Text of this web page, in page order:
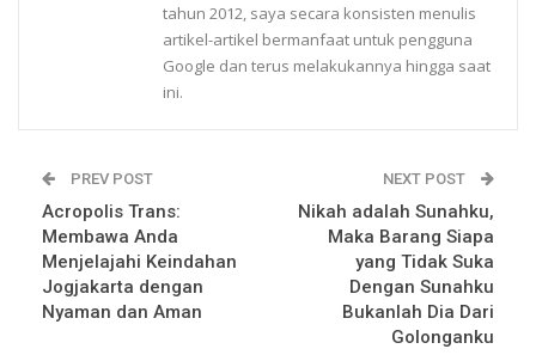
tahun 2012, saya secara konsisten menulis
artikel-artikel bermanfaat untuk pengguna
Google dan terus melakukannya hingga saat
ini.
PREV POST
Acropolis Trans:
Membawa Anda
Menjelajahi Keindahan
Jogjakarta dengan
Nyaman dan Aman
NEXT POST
Nikah adalah Sunahku,
Maka Barang Siapa
yang Tidak Suka
Dengan Sunahku
Bukanlah Dia Dari
Golonganku